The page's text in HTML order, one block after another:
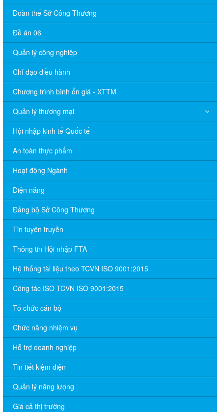
Đoàn thể Sở Công Thương
Đề án 06
Quản lý công nghiệp
Chỉ đạo điều hành
Chương trình bình ổn giá - XTTM
Quản lý thương mại
Hội nhập kinh tế Quốc tế
An toàn thực phẩm
Hoạt động Ngành
Điện năng
Đảng bộ Sở Công Thương
Tin tuyên truyền
Thông tin Hội nhập FTA
Hệ thống tài liệu theo TCVN ISO 9001:2015
Công tác ISO TCVN ISO 9001:2015
Tổ chức cán bộ
Chức năng nhiệm vụ
Hỗ trợ doanh nghiệp
Tin tiết kiệm điện
Quản lý năng lượng
Giá cả thị trường